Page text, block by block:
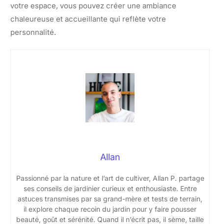
votre espace, vous pouvez créer une ambiance
chaleureuse et accueillante qui reflète votre
personnalité.
Allan
Passionné par la nature et l’art de cultiver, Allan P. partage
ses conseils de jardinier curieux et enthousiaste. Entre
astuces transmises par sa grand-mère et tests de terrain,
il explore chaque recoin du jardin pour y faire pousser
beauté, goût et sérénité. Quand il n’écrit pas, il sème, taille